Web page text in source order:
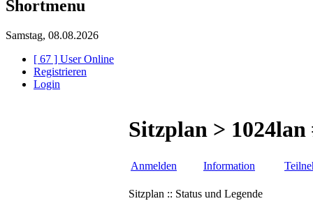
Shortmenu
Samstag, 08.08.2026
[ 67 ] User Online
Registrieren
Login
Sitzplan > 1024lan
Anmelden Information
Sitzplan :: Status und Legende